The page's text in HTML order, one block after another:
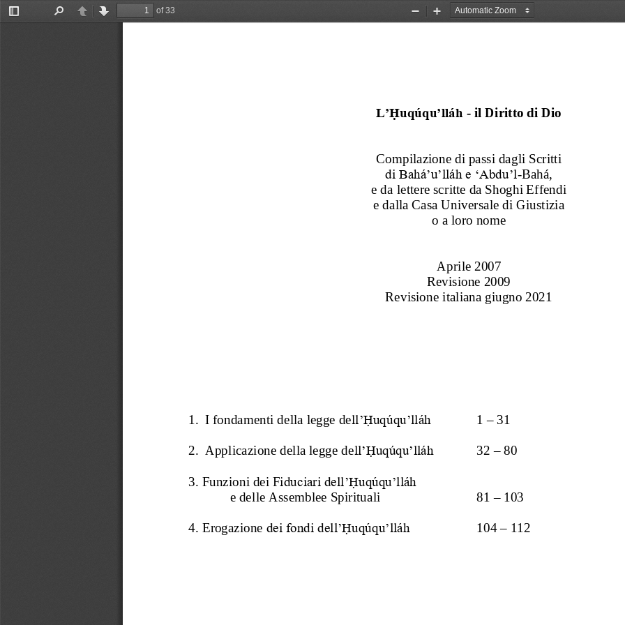
Toggle
PreviousNext
of 33
Zoom
Zoom
L’Ḥuqúqu’lláh - il Diritto di Dio
Compilazione di passi dagli Scritti
di Bahá’u’lláh e ‘Abdu’l-Bahá,
e da lettere scritte da Shoghi Effendi
e dalla Casa Universale di Giustizia
o a loro nome
Aprile 2007
Revisione 2009
Revisione italiana giugno 2021
1. I fondamenti della legge dell’Ḥuqúqu’lláh 1 – 31
2. Applicazione della legge dell’Ḥuqúqu’lláh 32 –80
3. Funzioni dei Fiduciari dell’Ḥuqúqu’lláh
e delle Assemblee Spirituali 81 – 103
4. Erogazione dei fondi dell’Ḥuqúqu’lláh 104 – 11 2